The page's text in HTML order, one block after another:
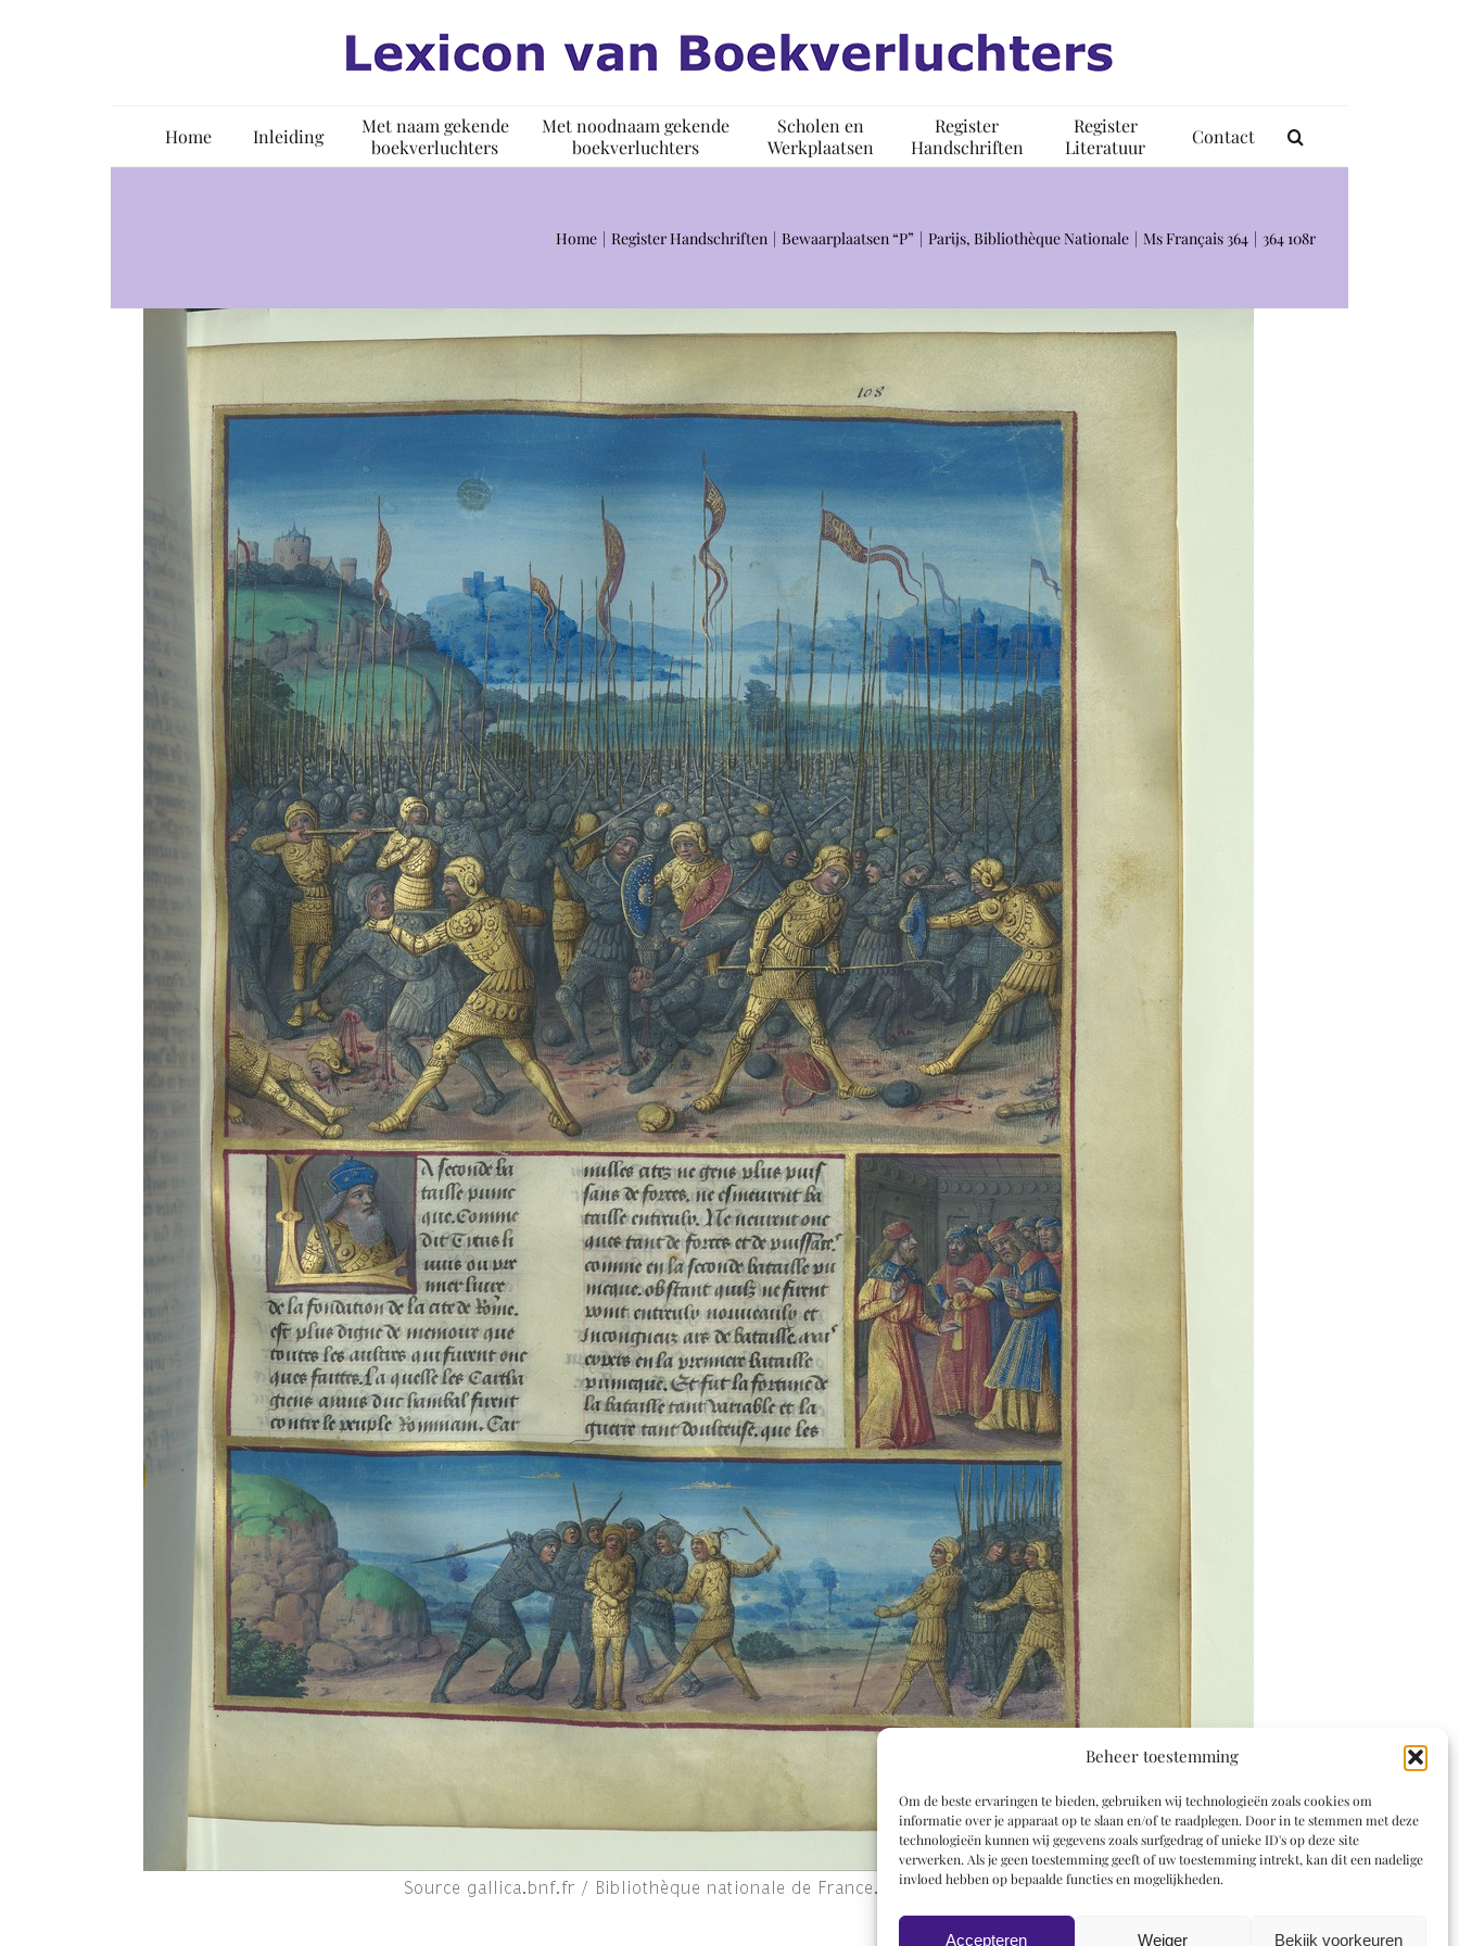
Beheer toestemming
Om de beste ervaringen te bieden, gebruiken wij technologieën zoals cookies om
informatie over je apparaat op te slaan en/of te raadplegen. Door in te stemmen met deze
technologieën kunnen wij gegevens zoals surfgedrag of unieke ID's op deze site
verwerken. Als je geen toestemming geeft of uw toestemming intrekt, kan dit een nadelige
invloed hebben op bepaalde functies en mogelijkheden.
Accepteren Weiger Bekijk voorkeuren
Home Inleiding
Met naam gekende
boekverluchters
Met noodnaam gekende
boekverluchters
Scholen en
Werkplaatsen
Register
Handschriften
Register
Literatuur
Contact
Home Register Handschriften Bewaarplaatsen “P” Parijs, Bibliothèque Nationale Ms Français 364 364 108r